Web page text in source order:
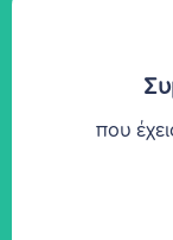
που